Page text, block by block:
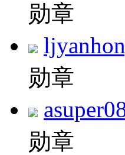
勋章
勋章
勋章